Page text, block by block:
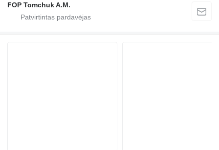
FOP Tomchuk A.M.